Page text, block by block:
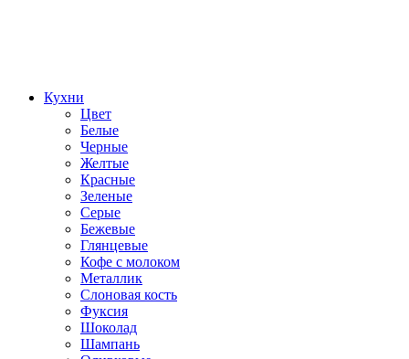
Кухни
Цвет
Белые
Черные
Желтые
Красные
Зеленые
Серые
Бежевые
Глянцевые
Кофе с молоком
Металлик
Слоновая кость
Фуксия
Шоколад
Шампань